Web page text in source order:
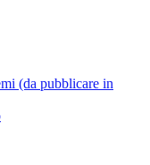
(da pubblicare in